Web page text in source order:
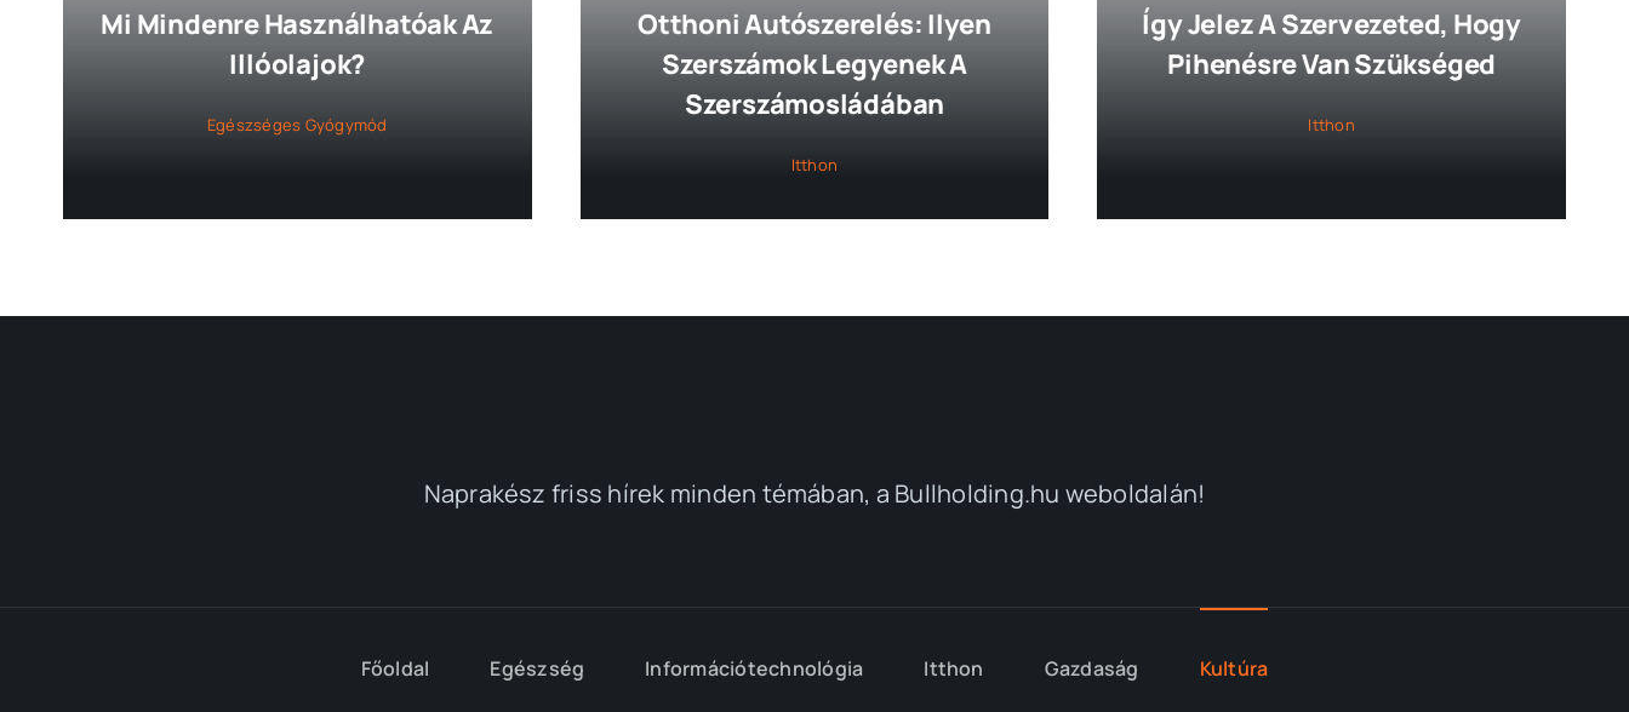
Mi Mindenre Használhatóak Az
Illóolajok?
Egészséges Gyógymód
Otthoni Autószerelés: Ilyen
Szerszámok Legyenek A
Szerszámosládában
Itthon
Így Jelez A Szervezeted, Hogy
Pihenésre Van Szükséged
Itthon
Naprakész friss hírek minden témában, a Bullholding.hu weboldalán!
Főoldal Egészség Információtechnológia Itthon Gazdaság Kultúra